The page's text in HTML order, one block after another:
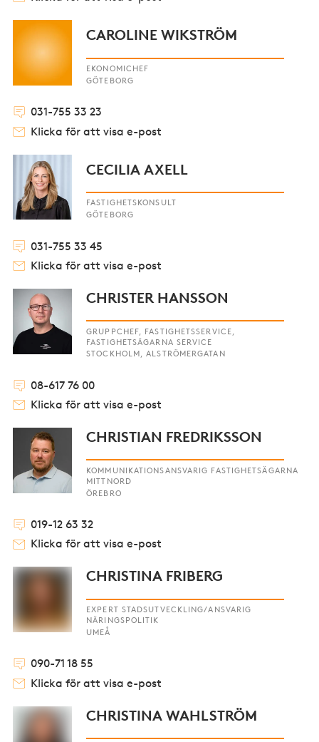
CAROLINE WIKSTRÖM
EKONOMICHEF
GÖTEBORG
031-755 33 23
Klicka för att visa e-post
CECILIA AXELL
FASTIGHETSKONSULT
GÖTEBORG
031-755 33 45
Klicka för att visa e-post
CHRISTER HANSSON
GRUPPCHEF, FASTIGHETSSERVICE,
FASTIGHETSÄGARNA SERVICE
STOCKHOLM, ALSTRÖMERGATAN
08-617 76 00
Klicka för att visa e-post
CHRISTIAN FREDRIKSSON
KOMMUNIKATIONSANSVARIG FASTIGHETSÄGARNA
MITTNORD
ÖREBRO
019-12 63 32
Klicka för att visa e-post
CHRISTINA FRIBERG
EXPERT STADSUTVECKLING/ANSVARIG
NÄRINGSPOLITIK
UMEÅ
090-71 18 55
Klicka för att visa e-post
CHRISTINA WAHLSTRÖM